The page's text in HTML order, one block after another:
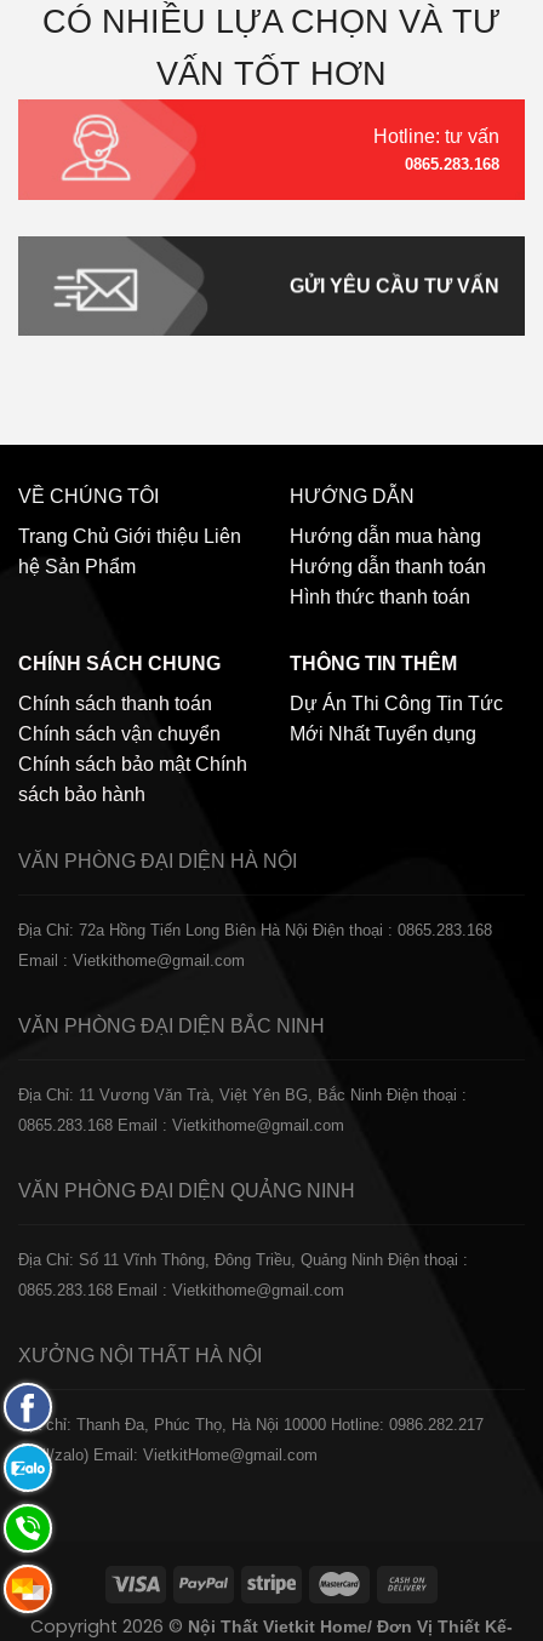
CÓ NHIỀU LỰA CHỌN VÀ TƯ
VẤN TỐT HƠN
Hotline: tư vấn
0865.283.168
GỬI YÊU CẦU TƯ VẤN
VỀ CHÚNG TÔI
Trang Chủ Giới thiệu Liên
hệ Sản Phẩm
HƯỚNG DẪN
Hướng dẫn mua hàng
Hướng dẫn thanh toán
Hình thức thanh toán
CHÍNH SÁCH CHUNG
Chính sách thanh toán
Chính sách vận chuyển
Chính sách bảo mật Chính
sách bảo hành
THÔNG TIN THÊM
Dự Án Thi Công Tin Tức
Mới Nhất Tuyển dụng
VĂN PHÒNG ĐẠI DIỆN HÀ NỘI
Địa Chỉ: 72a Hồng Tiến Long Biên Hà Nội Điện thoại : 0865.283.168
Email : Vietkithome@gmail.com
VĂN PHÒNG ĐẠI DIỆN BẮC NINH
Địa Chỉ: 11 Vương Văn Trà, Việt Yên BG, Bắc Ninh Điện thoại :
0865.283.168 Email : Vietkithome@gmail.com
VĂN PHÒNG ĐẠI DIỆN QUẢNG NINH
Địa Chỉ: Số 11 Vĩnh Thông, Đông Triều, Quảng Ninh Điện thoại :
0865.283.168 Email : Vietkithome@gmail.com
XƯỞNG NỘI THẤT HÀ NỘI
️Địa chỉ: Thanh Đa, Phúc Thọ, Hà Nội 10000 Hotline: 0986.282.217
(Call/zalo) Email: VietkitHome@gmail.com
Copyright 2026 © Nội Thất Vietkit Home/ Đơn Vị Thiết Kế-
Fanpage
Facebook
Zalo:
0865.283.168
Hotline:
0865.283.168
Hotline:
0865.283.168